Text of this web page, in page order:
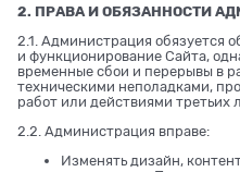
2. ПРАВА И ОБЯЗАННОСТИ
2.1. Администрация обязуется
и функционирование Сайта,
временные сбои и перерывы в
техническими неполадками,
работ или действиями третьих
2.2. Администрация вправе:
Изменять дизайн,